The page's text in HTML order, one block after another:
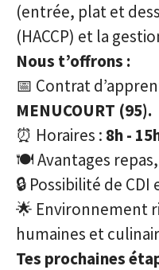
(entrée, plat et
(HACCP) et la
Nous t’offrons :
📅 Contrat
MENUCOURT (95).
⏰ Horaires : 8h -
🍽️ Avantages
🔒 Possibilité de
🌟 Environnement
humaines et
Tes prochaines